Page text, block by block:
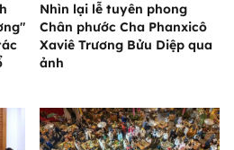
Nhìn lại lễ tuyên phong
Chân phước Cha Phanxicô
Xaviê Trương Bửu Diệp qua
ảnh